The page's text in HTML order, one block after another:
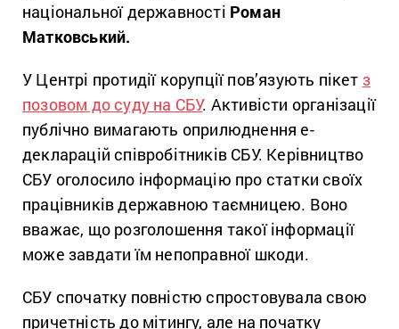
національної державності Роман
Матковський.
У Центрі протидії корупції пов’язують пікет з
позовом до суду на СБУ. Активісти організації
публічно вимагають оприлюднення е-
декларацій співробітників СБУ. Керівництво
СБУ оголосило інформацію про статки своїх
працівників державною таємницею. Воно
вважає, що розголошення такої інформації
може завдати їм непоправної шкоди.
СБУ спочатку повністю спростовувала свою
причетність до мітингу, але на початку